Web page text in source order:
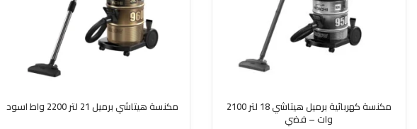
مكنسة كهربائية برميل هيتاشي 18 لتر 2100
وات – فضي
مكنسة هيتاشي برميل 21 لتر 2200 واط اسود